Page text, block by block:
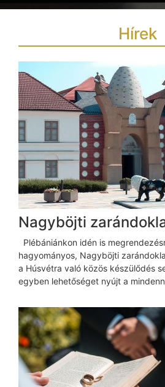
Hírek
Nagyböjti
Plébániánkon idén is
hagyományos, Nagyböjti
a Húsvétra való közös készülődés
egyben lehetőséget nyújt a